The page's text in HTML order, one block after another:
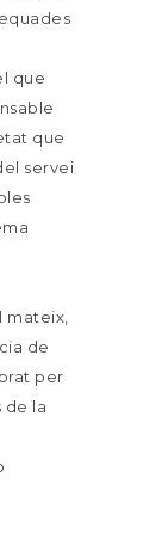
que
que
servei
de
per
de la